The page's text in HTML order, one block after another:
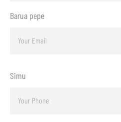
Barua pepe
Simu